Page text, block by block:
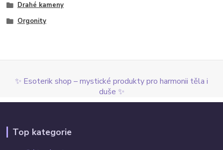
Drahé kameny
Orgonity
✨ Esoterik shop – mystické produkty pro harmonii těla i
duše ✨
Top kategorie